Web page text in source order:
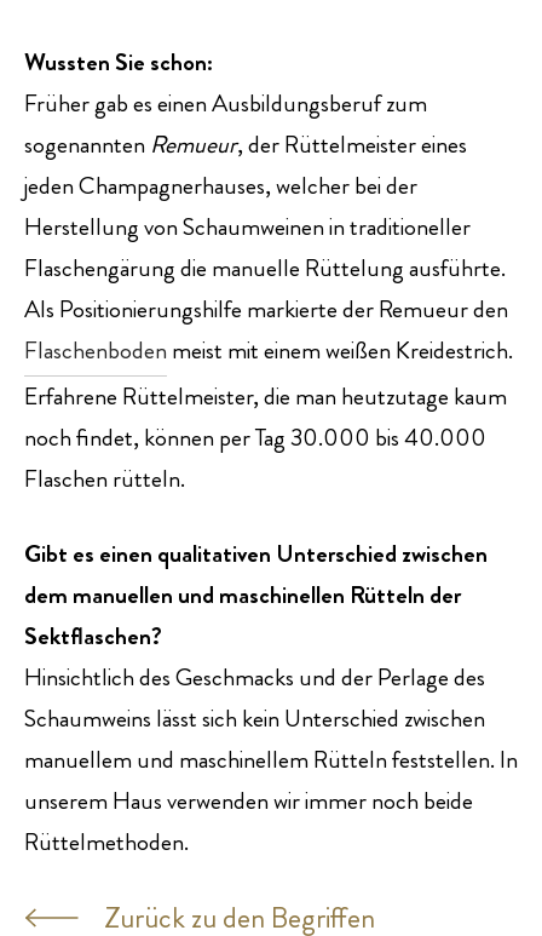
Wussten Sie schon:
Früher gab es einen Ausbildungsberuf zum
sogenannten Remueur, der Rüttelmeister eines
jeden Champagnerhauses, welcher bei der
Herstellung von Schaumweinen in traditioneller
Flaschengärung die manuelle Rüttelung ausführte.
Als Positionierungshilfe markierte der Remueur den
Flaschenboden meist mit einem weißen Kreidestrich.
Erfahrene Rüttelmeister, die man heutzutage kaum
noch findet, können per Tag 30.000 bis 40.000
Flaschen rütteln.
Gibt es einen qualitativen Unterschied zwischen
dem manuellen und maschinellen Rütteln der
Sektflaschen?
Hinsichtlich des Geschmacks und der Perlage des
Schaumweins lässt sich kein Unterschied zwischen
manuellem und maschinellem Rütteln feststellen. In
unserem Haus verwenden wir immer noch beide
Rüttelmethoden.
Zurück zu den Begriffen